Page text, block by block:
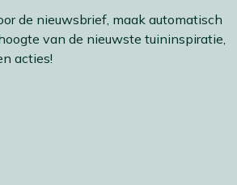
de nieuwsbrief, maak automatisch
van de nieuwste tuininspiratie,
acties!